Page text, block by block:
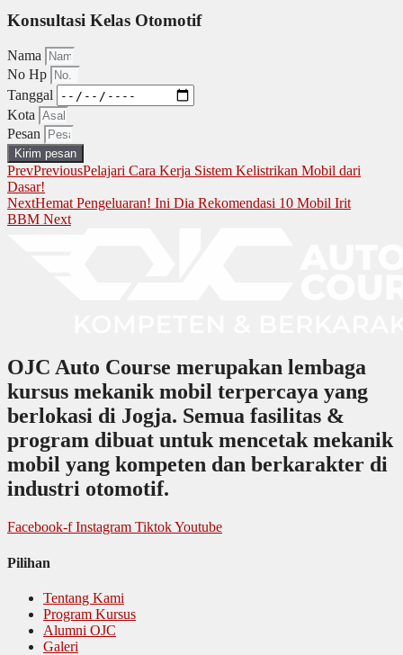
Konsultasi Kelas Otomotif
Nama
No Hp
Tanggal
Kota
Pesan
Kirim pesan
PrevPreviousPelajari Cara Kerja Sistem Kelistrikan Mobil dari
Dasar!
NextHemat Pengeluaran! Ini Dia Rekomendasi 10 Mobil Irit
BBM Next
OJC Auto Course merupakan lembaga
kursus mekanik mobil terpercaya yang
berlokasi di Jogja. Semua fasilitas &
program dibuat untuk mencetak mekanik
mobil yang kompeten dan berkarakter di
industri otomotif.
Facebook-f Instagram TiktokYoutube
Pilihan
Tentang Kami
Program Kursus
Alumni OJC
Galeri